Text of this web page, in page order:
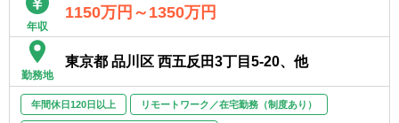
■自ら手を動かして業務推進をしてきた方
※上記に加え、AI活用No.1企業グループへの
取組を加速するため、生成AI（最新のIT技
術・ツール）に対する興味関心がある方
・予算管理や管理会計に関わる業務プロセス
の改善
・システム導入・運用改善による効率化・精
年収
1150万円～1350万円
勤務地
東京都 品川区 西五反田3丁目5-20、他
年間休日120日以上 リモートワーク／在宅勤務（制度あり）